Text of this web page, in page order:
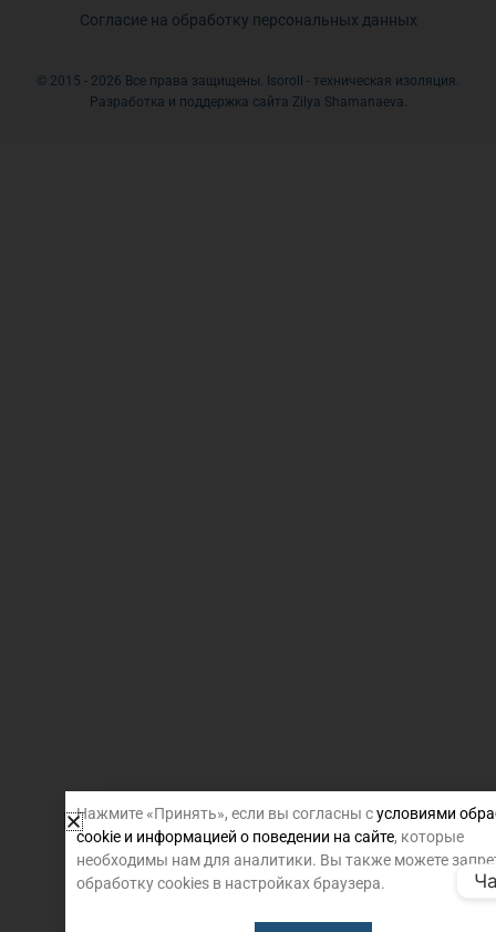
Согласие на обработку персональных данных
© 2015 - 2026 Все права защищены. Isoroll - техническая изоляция.
Разработка и поддержка сайта Zilya Shamanaeva.
Нажмите «Принять», если вы согласны сусловиями
cookie и информацией о поведении на сайте, которые
необходимы нам для аналитики. Вы также можете
обработку cookies в настройках браузера.